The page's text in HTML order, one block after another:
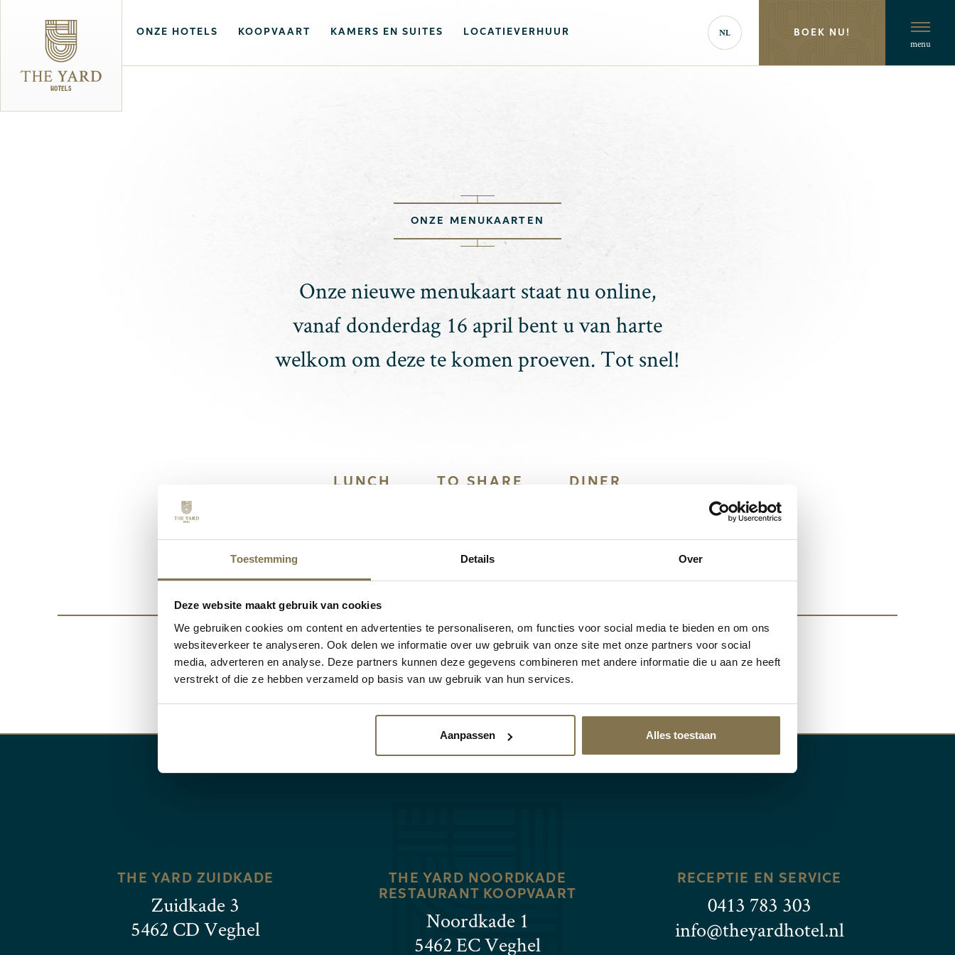
Toestemming Details Over
Deze website maakt gebruik van cookies
We gebruiken cookies om content en advertenties te personaliseren, om functies voor social media te bieden en om ons
websiteverkeer te analyseren. Ook delen we informatie over uw gebruik van onze site met onze partners voor social
media, adverteren en analyse. Deze partners kunnen deze gegevens combineren met andere informatie die u aan ze heeft
verstrekt of die ze hebben verzameld op basis van uw gebruik van hun services.
Aanpassen Alles toestaan
ONZE HOTELS KOOPVAART KAMERS EN SUITES LOCATIEVERHUUR NL BOEK NU!
menu
ONZE MENUKAARTEN
Onze nieuwe menukaart staat nu online,
vanaf donderdag 16 april bent u van harte
welkom om deze te komen proeven. Tot snel!
LUNCH TO SHARE DINER
Onze gasten hebben ons beoordeeld met een4.8/5
THE YARD ZUIDKADE
Zuidkade 3
5462 CD Veghel
THE YARD NOORDKADE
RESTAURANT KOOPVAART
Noordkade 1
5462 EC Veghel
RECEPTIE EN SERVICE
0413 783 303
info@theyardhotel.nl